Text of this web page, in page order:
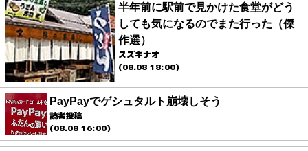
半年前に駅前で見かけた食堂がどう
しても気になるのでまた行った（傑
作選）
スズキナオ
(08.08 18:00)
PayPayでゲシュタルト崩壊しそう
読者投稿
(08.08 16:00)